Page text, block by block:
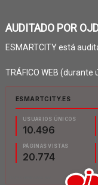
AUDITADO POR
ESMARTCITY está
TRÁFICO WEB